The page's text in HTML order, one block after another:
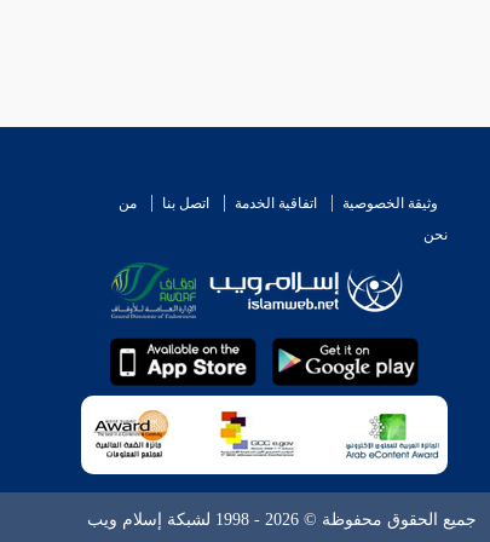
وثيقة الخصوصية اتفاقية الخدمة اتصل بنا
من
نحن
جميع الحقوق محفوظة © 2026 - 1998 لشبكة إسلام ويب